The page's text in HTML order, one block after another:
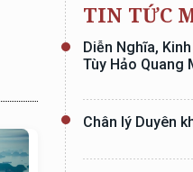
TIN TỨC
Diễn Nghĩa,
Tùy Hảo Quang
Chân lý Duyên